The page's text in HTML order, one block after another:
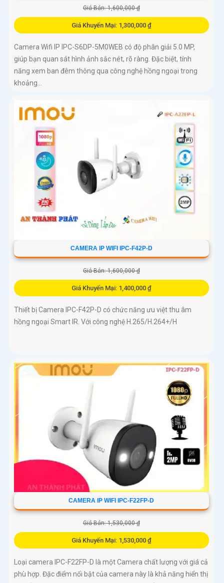
Giá Bán: 1,600,000 ₫
Giá Khuyến Mại: 1,300,000 ₫
Camera Wifi IP IPC-S6DP-5M0WEB có độ phân giải 5.0 MP,
giúp bạn quan sát hình ảnh sắc nét, rõ ràng. Đặc biệt, tính
năng xem ban đêm thông qua công nghệ hồng ngoại trong
khoảng...
CAMERA IP WIFI IPC-F42P-D
Giá Bán: 1,600,000 ₫
Giá Khuyến Mại: 1,400,000 ₫
Thiết bị Camera IPC-F42P-D có chức năng ưu việt thu âm
hồng ngoại Smart IR. Với công nghệ H.265/H.264+/H
CAMERA IP WIFI IPC-F22FP-D
Giá Bán: 1,530,000 ₫
Giá Khuyến Mại: 1,530,000 ₫
Loại camera IPC-F22FP-D là một Camera chất lượng với giá cả
phù hợp. Đặc điểm nổi bật của camera này là khả năng hiển thị